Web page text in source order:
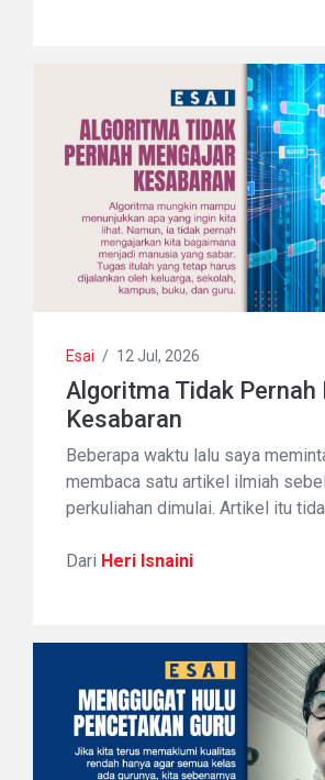
Esai / 12 Jul, 2026
Algoritma Tidak Pernah
Kesabaran
Beberapa waktu lalu saya
membaca satu artikel ilmiah
perkuliahan dimulai. Artikel itu
Dari Heri Isnaini